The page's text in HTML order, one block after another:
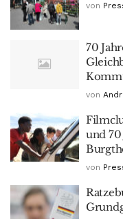
von
70
von
und 70
von